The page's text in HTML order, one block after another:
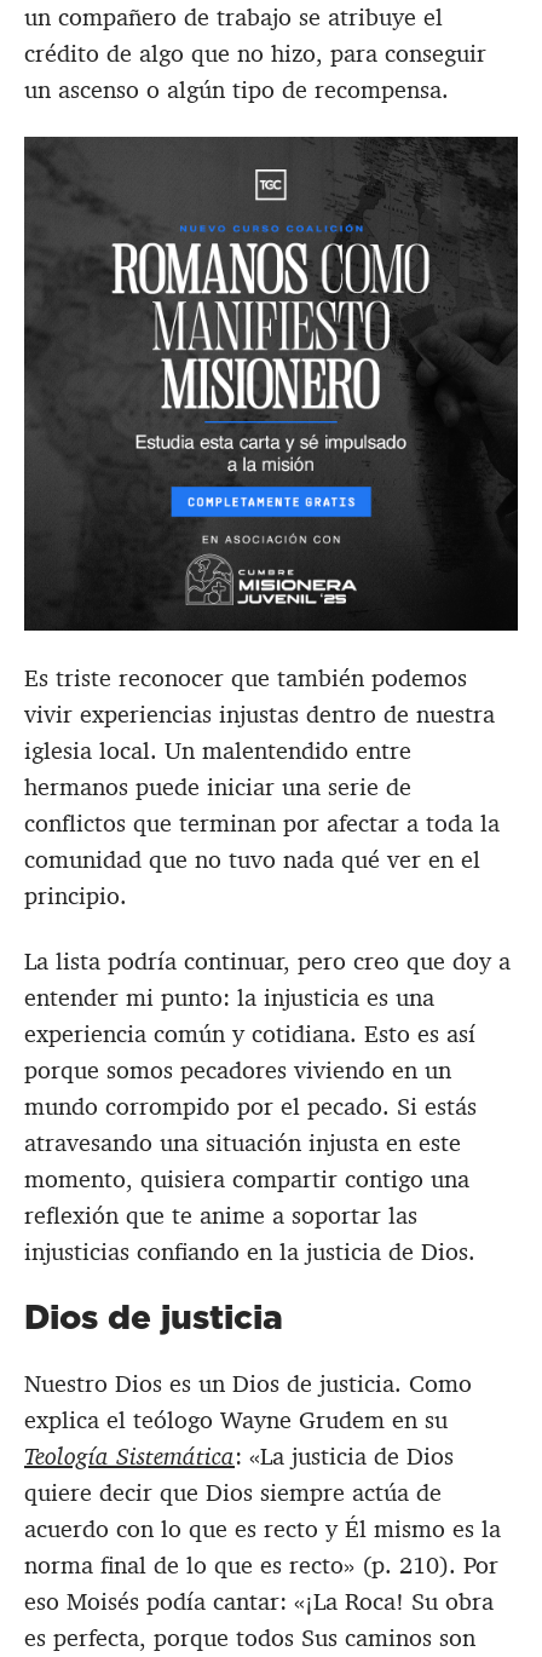
un compañero de trabajo se atribuye el
crédito de algo que no hizo, para conseguir
un ascenso o algún tipo de recompensa.
Es triste reconocer que también podemos
vivir experiencias injustas dentro de nuestra
iglesia local. Un malentendido entre
hermanos puede iniciar una serie de
conflictos que terminan por afectar a toda la
comunidad que no tuvo nada qué ver en el
principio.
La lista podría continuar, pero creo que doy a
entender mi punto: la injusticia es una
experiencia común y cotidiana. Esto es así
porque somos pecadores viviendo en un
mundo corrompido por el pecado. Si estás
atravesando una situación injusta en este
momento, quisiera compartir contigo una
reflexión que te anime a soportar las
injusticias confiando en la justicia de Dios.
Dios de justicia
Nuestro Dios es un Dios de justicia. Como
explica el teólogo Wayne Grudem en su
Teología Sistemática: «La justicia de Dios
quiere decir que Dios siempre actúa de
acuerdo con lo que es recto y Él mismo es la
norma final de lo que es recto» (p. 210). Por
eso Moisés podía cantar: «¡La Roca! Su obra
es perfecta, porque todos Sus caminos son